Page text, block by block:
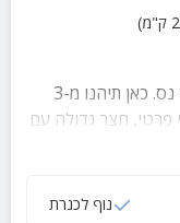
חופשה באווירה פסטורלית כאן בחד נס. כאן תיהנו מ-3
פרטי, חצר גדולה עם
פינוקים. קרוב
נוף לכנרת